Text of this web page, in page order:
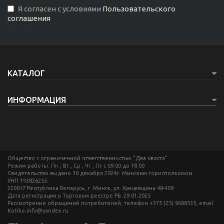
Я согласен с условиями Пользовательского
соглашения
КАТАЛОГ
ИНФОРМАЦИЯ
Общество с ограниченной ответственностью "Два хвоста"
Режим работы: Пн , Вт , Ср , Чт , Пт c 09:00 до 18:00
Свидетельство выдано 30 декабря 2024г. Минским горисполкомом
УНП 193826255
220017 Республика Беларусь, г. Минск, ул. Кунцевщина 48-409
Дата регистрации в Торговом реестре РБ: 29.01.2025
Рассмотрение обращений потребителей, телефон +375 (25) 9688535, email:
Kotiko.info@yandex.ru